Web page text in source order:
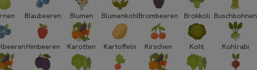
Blaubeeren Blumen BlumenkohlBrombeeren Brokkoli Buschbohnen
Himbeeren Karotten Kartoffeln Kirschen Kohl Kohlrabi